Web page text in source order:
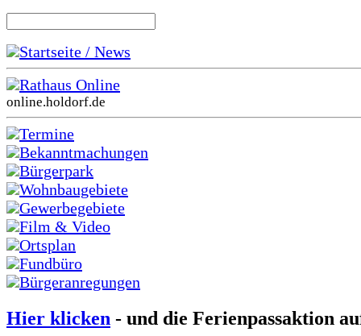
Startseite / News
Rathaus Online
online.holdorf.de
Termine
Bekanntmachungen
Bürgerpark
Wohnbaugebiete
Gewerbegebiete
Film & Video
Ortsplan
Fundbüro
Bürgeranregungen
Hier klicken - und die Ferienpassaktion